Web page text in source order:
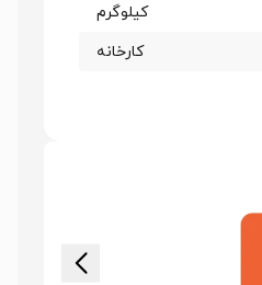
کیلوگرم
کارخانه